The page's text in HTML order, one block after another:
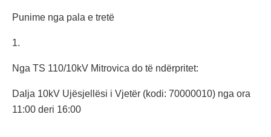
Punime nga pala e tretë
1.
Nga TS 110/10kV Mitrovica do të ndërpritet:
Dalja 10kV Ujësjellësi i Vjetër (kodi: 70000010) nga ora
11:00 deri 16:00